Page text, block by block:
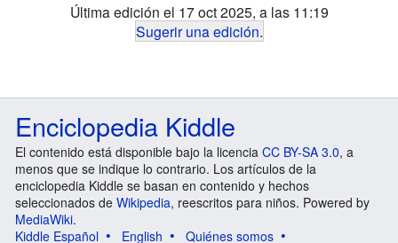
Última edición el 17 oct 2025, a las 11:19
Sugerir una edición.
Enciclopedia Kiddle
El contenido está disponible bajo la licencia CC BY-SA 3.0, a
menos que se indique lo contrario. Los artículos de la
enciclopedia Kiddle se basan en contenido y hechos
seleccionados de Wikipedia, reescritos para niños. Powered by
MediaWiki.
Kiddle Español
English Quiénes somos